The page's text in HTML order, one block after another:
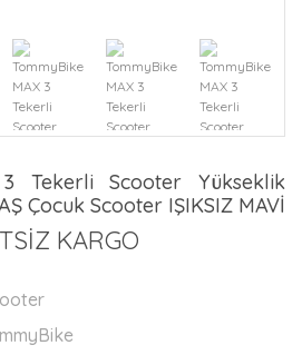
Tekerli Scooter Yükseklik
Çocuk Scooter IŞIKSIZ MAVİ
KARGO